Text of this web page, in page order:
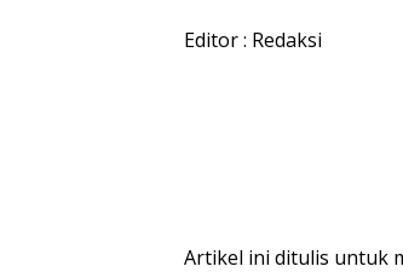
Editor : Redaksi
Artikel ini ditulis untuk